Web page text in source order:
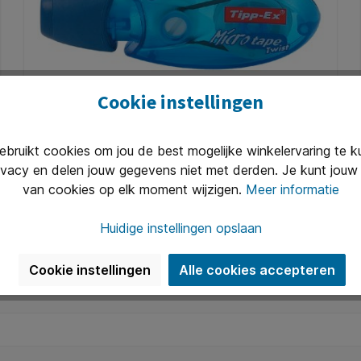
Correctietape Tipp-Ex micro twist
* Handig voor thuis, op kantoor of op school. * Klein
formaat correctieroller. * De gepatenteerde draai-
dop beschermt de tape. * Uitstekende hechting. *
In de winkelmand
Cookie instellingen
cookies om jou de best mogelijke winkelervaring te
en delen jouw gegevens niet met derden. Je kunt
van cookies op elk moment wijzigen. Meer informatie
Huidige instellingen opslaan
Cookie instellingen Alle cookies accepteren